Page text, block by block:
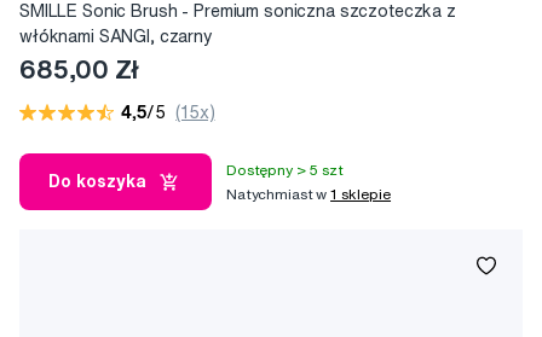
SMILLE Sonic Brush - Premium soniczna szczoteczka z
włóknami SANGI, czarny
685,00 Zł
4,5/5 (15x)
Do koszyka
Dostępny > 5 szt
Natychmiast w1 sklepie